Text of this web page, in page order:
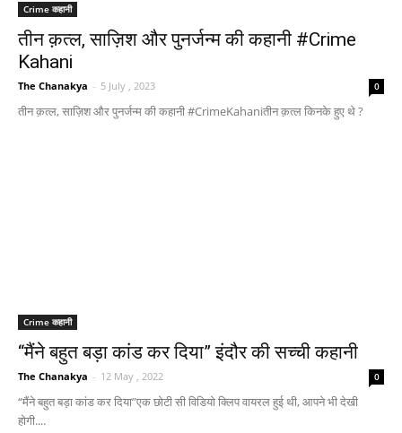
Crime कहानी
तीन क़त्ल, साज़िश और पुनर्जन्म की कहानी #Crime
Kahani
The Chanakya - 5 July , 2023 0
तीन क़त्ल, साज़िश और पुनर्जन्म की कहानी #CrimeKahaniतीन क़त्ल किनके हुए थे ?
Crime कहानी
“मैंने बहुत बड़ा कांड कर दिया” इंदौर की सच्ची कहानी
The Chanakya - 12 May , 2022 0
“मैंने बहुत बड़ा कांड कर दिया”एक छोटी सी विडियो क्लिप वायरल हुई थी, आपने भी देखी
होगी....